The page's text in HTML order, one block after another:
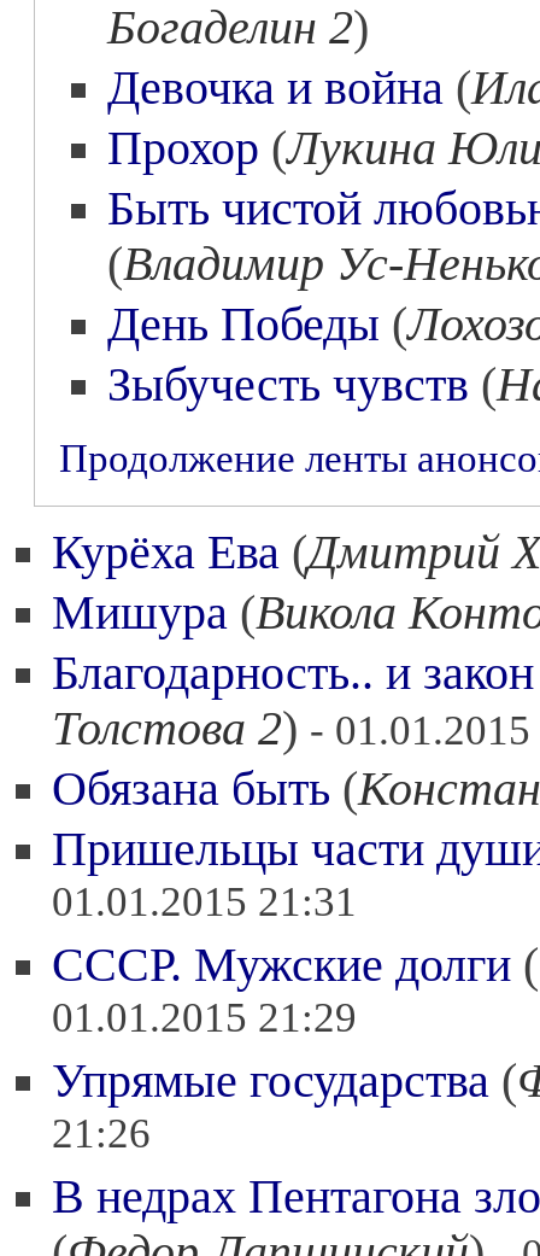
Богаделин 2)
Девочка и война (
Прохор (Лукина
Быть чистой
(Владимир Ус-
День Победы (
Зыбучесть чувств (
Продолжение ленты
Курёха Ева (Дмитрий
Мишура (Викола
Благодарность.. и
Толстова 2) -
Обязана быть (
Пришельцы части
01.01.2015 21:31
СССР. Мужские долги (
01.01.2015 21:29
Упрямые государства (
21:26
В недрах Пентагона